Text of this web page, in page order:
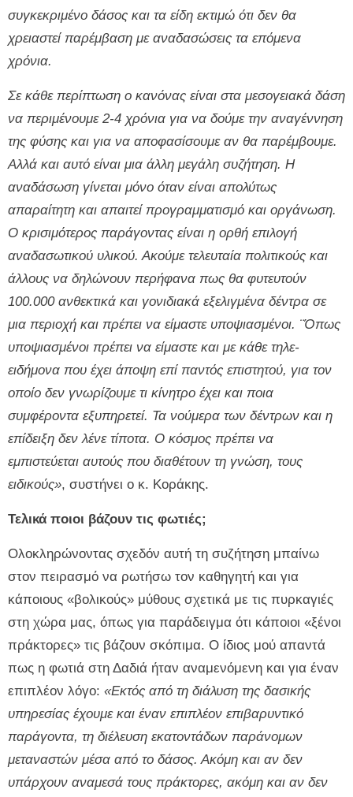
συγκεκριμένο δάσος και τα είδη εκτιμώ ότι δεν θα
χρειαστεί παρέμβαση με αναδασώσεις τα επόμενα
χρόνια.
Σε κάθε περίπτωση ο κανόνας είναι στα μεσογειακά δάση
να περιμένουμε 2-4 χρόνια για να δούμε την αναγέννηση
της φύσης και για να αποφασίσουμε αν θα παρέμβουμε.
Αλλά και αυτό είναι μια άλλη μεγάλη συζήτηση. Η
αναδάσωση γίνεται μόνο όταν είναι απολύτως
απαραίτητη και απαιτεί προγραμματισμό και οργάνωση.
Ο κρισιμότερος παράγοντας είναι η ορθή επιλογή
αναδασωτικού υλικού. Ακούμε τελευταία πολιτικούς και
άλλους να δηλώνουν περήφανα πως θα φυτευτούν
100.000 ανθεκτικά και γονιδιακά εξελιγμένα δέντρα σε
μια περιοχή και πρέπει να είμαστε υποψιασμένοι. ¨Όπως
υποψιασμένοι πρέπει να είμαστε και με κάθε τηλε-
ειδήμονα που έχει άποψη επί παντός επιστητού, για τον
οποίο δεν γνωρίζουμε τι κίνητρο έχει και ποια
συμφέροντα εξυπηρετεί. Τα νούμερα των δέντρων και η
επίδειξη δεν λένε τίποτα. Ο κόσμος πρέπει να
εμπιστεύεται αυτούς που διαθέτουν τη γνώση, τους
ειδικούς», συστήνει ο κ. Κοράκης.
Τελικά ποιοι βάζουν τις φωτιές;
Ολοκληρώνοντας σχεδόν αυτή τη συζήτηση μπαίνω
στον πειρασμό να ρωτήσω τον καθηγητή και για
κάποιους «βολικούς» μύθους σχετικά με τις πυρκαγιές
στη χώρα μας, όπως για παράδειγμα ότι κάποιοι «ξένοι
πράκτορες» τις βάζουν σκόπιμα. Ο ίδιος μού απαντά
πως η φωτιά στη Δαδιά ήταν αναμενόμενη και για έναν
επιπλέον λόγο: «Εκτός από τη διάλυση της δασικής
υπηρεσίας έχουμε και έναν επιπλέον επιβαρυντικό
παράγοντα, τη διέλευση εκατοντάδων παράνομων
μεταναστών μέσα από το δάσος. Ακόμη και αν δεν
υπάρχουν αναμεσά τους πράκτορες, ακόμη και αν δεν